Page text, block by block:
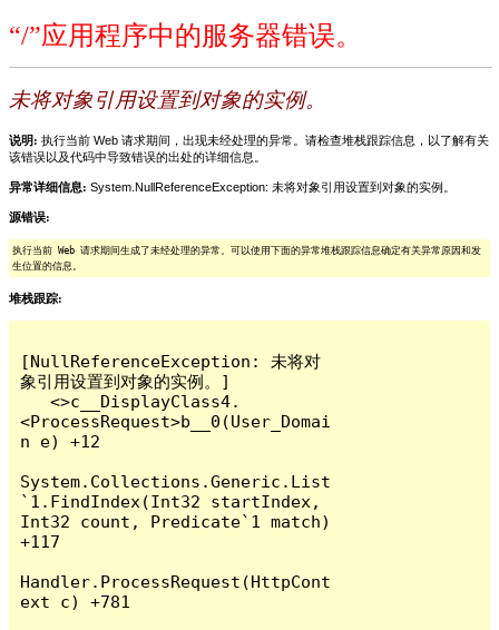
“/”应用程序中的服务器错误。
未将对象引用设置到对象的实例。
说明: 执行当前 Web 请求期间，出现未经处理的异常。请检查堆栈跟踪信息，以了解有关
该错误以及代码中导致错误的出处的详细信息。
异常详细信息: System.NullReferenceException: 未将对象引用设置到对象的实例。
源错误:
执行当前 Web 请求期间生成了未经处理的异常。可以使用下面的异常堆栈跟踪信息确定有关异常原因和发
生位置的信息。
堆栈跟踪:
[NullReferenceException: 未将对
象引用设置到对象的实例。]
   <>c__DisplayClass4.
<ProcessRequest>b__0(User_Domai
n e) +12
System.Collections.Generic.List
`1.FindIndex(Int32 startIndex,
Int32 count, Predicate`1 match)
+117
Handler.ProcessRequest(HttpCont
ext c) +781